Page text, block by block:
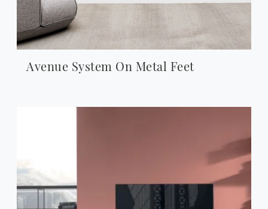
Avenue System On Metal Feet